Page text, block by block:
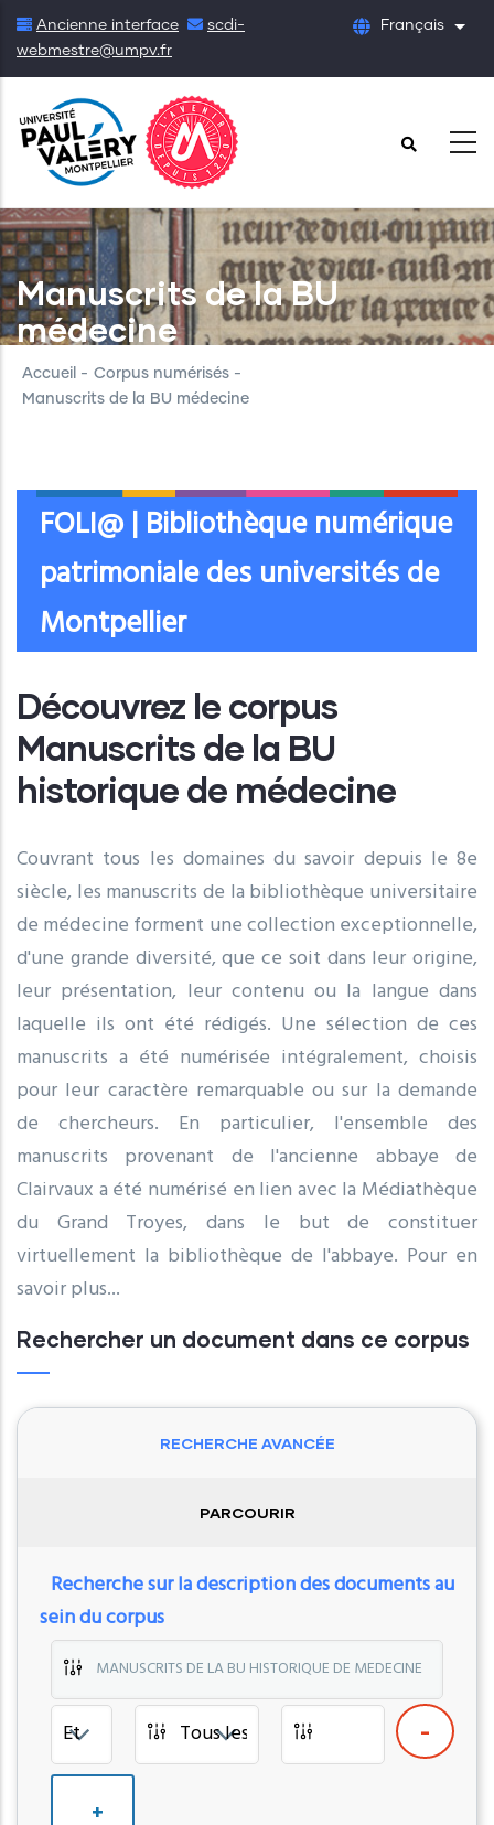
Aller
au
contenu
principal
Ancienne interface
scdi-
webmestre@umpv.fr
Français
Manuscrits de la BU
médecine
Accueil - Corpus numérisés -
Manuscrits de la BU médecine
FOLI@ | Bibliothèque numérique
patrimoniale des universités de
Montpellier
Découvrez le corpus
Manuscrits de la BU
historique de médecine
Couvrant tous les domaines du savoir depuis le 8e
siècle, les manuscrits de la bibliothèque universitaire
de médecine forment une collection exceptionnelle,
d'une grande diversité, que ce soit dans leur origine,
leur présentation, leur contenu ou la langue dans
laquelle ils ont été rédigés. Une sélection de ces
manuscrits a été numérisée intégralement, choisis
pour leur caractère remarquable ou sur la demande
de chercheurs. En particulier, l'ensemble des
manuscrits provenant de l'ancienne abbaye de
Clairvaux a été numérisé en lien avec la Médiathèque
du Grand Troyes, dans le but de constituer
virtuellement la bibliothèque de l'abbaye. Pour en
savoir plus...
Rechercher un document dans ce corpus
RECHERCHE AVANCÉE
PARCOURIR
Recherche sur la description des documents au
sein du corpus